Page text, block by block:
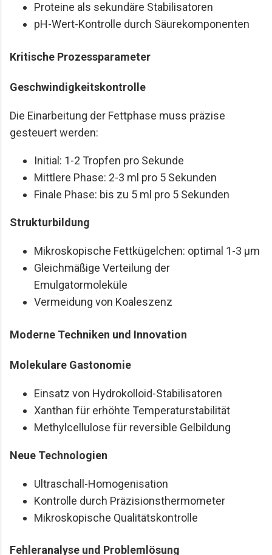
Proteine als sekundäre Stabilisatoren
pH-Wert-Kontrolle durch Säurekomponenten
Kritische Prozessparameter
Geschwindigkeitskontrolle
Die Einarbeitung der Fettphase muss präzise
gesteuert werden:
Initial: 1-2 Tropfen pro Sekunde
Mittlere Phase: 2-3 ml pro 5 Sekunden
Finale Phase: bis zu 5 ml pro 5 Sekunden
Strukturbildung
Mikroskopische Fettkügelchen: optimal 1-3 μm
Gleichmäßige Verteilung der
Emulgatormoleküle
Vermeidung von Koaleszenz
Moderne Techniken und Innovation
Molekulare Gastonomie
Einsatz von Hydrokolloid-Stabilisatoren
Xanthan für erhöhte Temperaturstabilität
Methylcellulose für reversible Gelbildung
Neue Technologien
Ultraschall-Homogenisation
Kontrolle durch Präzisionsthermometer
Mikroskopische Qualitätskontrolle
Fehleranalyse und Problemlösung